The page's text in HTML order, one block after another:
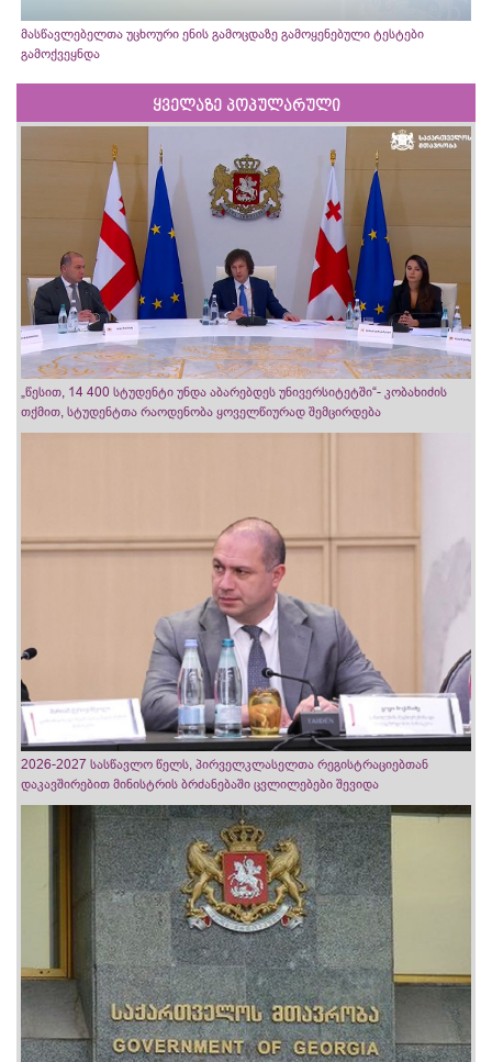
მასწავლებელთა უცხოური ენის გამოცდაზე გამოყენებული ტესტები
გამოქვეყნდა
ყველაზე პოპულარული
„წესით, 14 400 სტუდენტი უნდა აბარებდეს უნივერსიტეტში“- კობახიძის
თქმით, სტუდენტთა რაოდენობა ყოველწიურად შემცირდება
2026-2027 სასწავლო წელს, პირველკლასელთა რეგისტრაციებთან
დაკავშირებით მინისტრის ბრძანებაში ცვლილებები შევიდა